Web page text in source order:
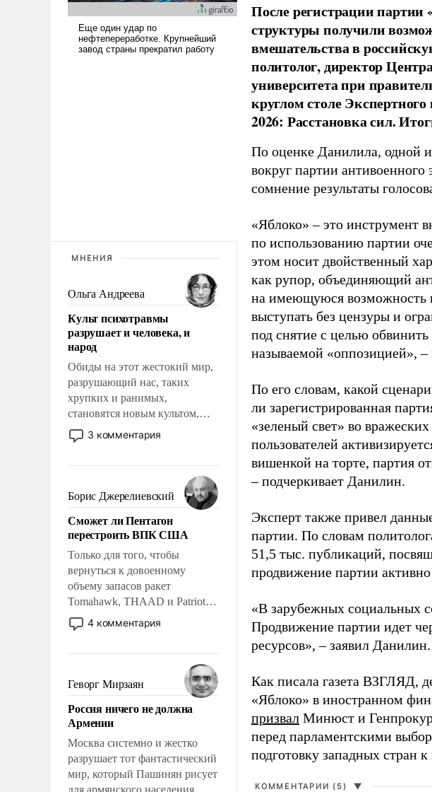
МНЕНИЯ
Ольга Андреева
Культ психотравмы
разрушает и человека, и
народ
Обиды на этот жестокий мир,
разрушающий нас, таких
хрупких и ранимых,
становятся новым культом,
постепенно вытесняя и
отменяя традиционное
мужественным и твердым под
ударами судьбы, брать на себя
ответственность, помогать
слабым, идти вперед и
адаптироваться.
3 комментария
Борис Джерелиевский
Сможет ли Пентагон
перестроить ВПК США
Только для того, чтобы
вернуться к довоенному
объему запасов ракет
Tomahawk, THAAD и Patriot
США потребуется более трех
лет. Даже небольшая война с
Сложившаяся ситуация
означает многолетний период
уязвимости США, например,
перед Китаем.
4 комментария
Геворг Мирзаян
Россия ничего не должна
Армении
Москва системно и жестко
разрушает тот фантастический
мир, который Пашинян рисует
для армянского населения.
После регистрации партии
структуры получили
вмешательства в
политолог, директор
университета при
круглом столе
2026: Расстановка сил.
По оценке Данилила, одной
вокруг партии
сомнение результаты
«Яблоко» – это инструмент
по использованию партии
этом носит двойственный
как рупор, объединяющий
на имеющуюся возможность
выступать без цензуры и
под снятие с целью обвинить
называемой «оппозицией», –
По его словам, какой
ли зарегистрированная
«зеленый свет» во
пользователей
вишенкой на торте, партия
– подчеркивает Данилин.
Эксперт также привел
партии. По словам
51,5 тыс. публикаций,
продвижение партии
«В зарубежных социальных
Продвижение партии идет
ресурсов», – заявил Данилин.
Как писала газета ВЗГЛЯД,
«Яблоко» в иностранном
призвал Минюст и
перед парламентскими
подготовку западных стран
КОММЕНТАРИИ (5) ▼